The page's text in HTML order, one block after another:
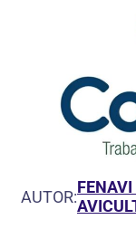
AUTOR: